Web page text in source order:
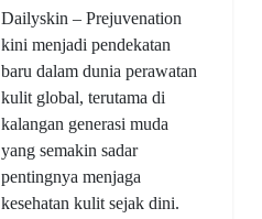
Dailyskin – Prejuvenation
kini menjadi pendekatan
baru dalam dunia perawatan
kulit global, terutama di
kalangan generasi muda
yang semakin sadar
pentingnya menjaga
kesehatan kulit sejak dini.